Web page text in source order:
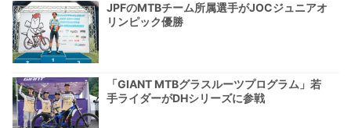
JPFのMTBチーム所属選手がJOCジュニアオ
リンピック優勝
「GIANT MTBグラスルーツプログラム」若
手ライダーがDHシリーズに参戦